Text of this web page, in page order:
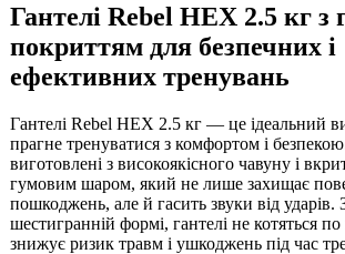
Гантелі Rebel HEX 2.5 кг з
покриттям для безпечних і
ефективних тренувань
Гантелі Rebel HEX 2.5 кг — це ідеальний
прагне тренуватися з комфортом і
виготовлені з високоякісного чавуну і
гумовим шаром, який не лише захищає
пошкоджень, але й гасить звуки від ударів.
шестигранній формі, гантелі не котяться по
знижує ризик травм і ушкоджень під час